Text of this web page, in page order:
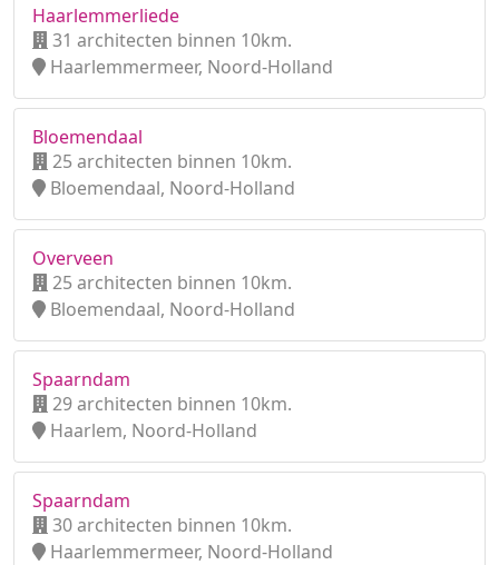
Haarlemmerliede
31 architecten binnen 10km.
Haarlemmermeer, Noord-Holland
Bloemendaal
25 architecten binnen 10km.
Bloemendaal, Noord-Holland
Overveen
25 architecten binnen 10km.
Bloemendaal, Noord-Holland
Spaarndam
29 architecten binnen 10km.
Haarlem, Noord-Holland
Spaarndam
30 architecten binnen 10km.
Haarlemmermeer, Noord-Holland